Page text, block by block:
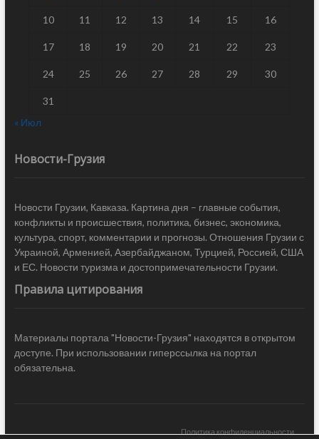
10 11 12 13 14 15 16
17 18 19 20 21 22 23
24 25 26 27 28 29 30
31
« Июл
Новости-Грузия
Новости Грузии, Кавказа. Картина дня – главные события,
конфликты и происшествия, политика, бизнес, экономика,
культура, спорт, комментарии и прогнозы. Отношения Грузии с
Украиной, Арменией, Азербайджаном, Турцией, Россией, США
и ЕС. Новости туризма и достопримечательности Грузии.
Правила цитирования
Материалы портала "Новости-Грузия" находятся в открытом
доступе. При использовании гиперссылка на портал
обязательна.
Политика конфиденциальности